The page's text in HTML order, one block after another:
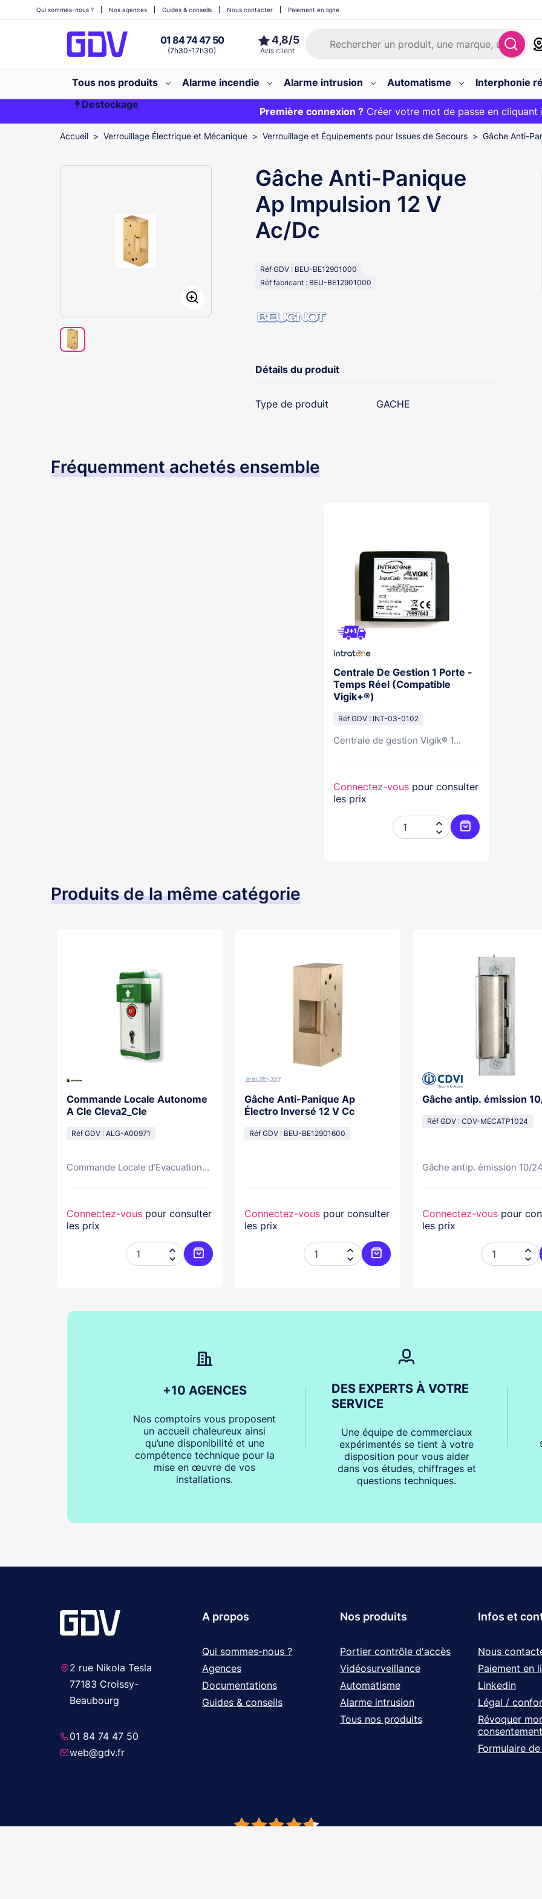
01 84 74 47 50
(7h30-17h30)
Qui sommes-nous ? Nos agences Guides & conseils Nous contacter Paiement en ligne
Tous nos produits Alarme incendie Alarme intrusion Automatisme
Interphonie
Destockage
Première commande ?20€ OFFERT sur votre panier et livraison 24/48h gratuite
Première connexion ?Créer votre mot de passe en
EXCLU WEB :
Accueil Verrouillage Électrique et Mécanique Verrouillage et Équipements pour Issues de Secours Gâche Anti-
Gâche Anti-Panique
Ap Impulsion 12 V
Ac/Dc
Réf GDV : BEU-BE12901000
Réf fabricant : BEU-BE12901000
Détails du produit
Type de produit GACHE
Fréquemment achetés ensemble
Centrale De Gestion 1 Porte -
Temps Réel (Compatible
Vigik+®)
Réf GDV : INT-03-0102
Centrale de gestion Vigik® 1...
Connectez-vous pour consulter
les prix


Ajouter au
Produits de la même catégorie
Commande Locale Autonome
A Cle Cleva2_Cle
Réf GDV : ALG-A00971
Commande Locale d’Evacuation...
Connectez-vous pour consulter
les prix


Ajouter au panier
Gâche Anti-Panique Ap
Électro Inversé 12 V Cc
Réf GDV : BEU-BE12901600
Connectez-vous pour consulter
les prix


Ajouter au panier
Gâche antip.
Réf GDV : CDV-MECATP1024
Gâche antip. émission 10/
Connectez-vous pour
les prix


+10 AGENCES
Nos comptoirs vous proposent
un accueil chaleureux ainsi
qu’une disponibilité et une
compétence technique pour la
mise en œuvre de vos
installations.
DES EXPERTS À VOTRE
SERVICE
Une équipe de commerciaux
expérimentés se tient à votre
disposition pour vous aider
dans vos études, chiffrages et
questions techniques.
2 rue Nikola Tesla
77183 Croissy-
Beaubourg
01 84 74 47 50
web@gdv.fr
A propos
Qui sommes-nous ?
Agences
Documentations
Guides & conseils
Nos produits
Portier contrôle d'accès
Vidéosurveillance
Automatisme
Alarme intrusion
Tous nos produits
Infos et
Nous
Paiement en
Linkedin
Légal /
Révoquer
consentement
Formulaire